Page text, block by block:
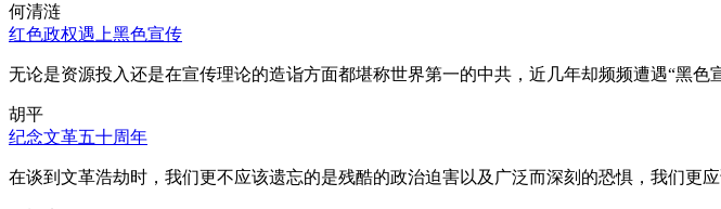
何清涟
红色政权遇上黑色宣传
无论是资源投入还是在宣传理论的造诣方面都堪称世界第一的中共，近几年却频频遭遇“黑色
胡平
纪念文革五十周年
在谈到文革浩劫时，我们更不应该遗忘的是残酷的政治迫害以及广泛而深刻的恐惧，我们更